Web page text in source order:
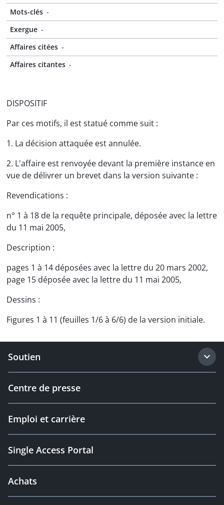
Mots-clés -
Exergue -
Affaires citées -
Affaires citantes -
DISPOSITIF
Par ces motifs, il est statué comme suit :
1. La décision attaquée est annulée.
2. L'affaire est renvoyée devant la première instance en
vue de délivrer un brevet dans la version suivante :
Revendications :
n° 1 à 18 de la requête principale, déposée avec la lettre
du 11 mai 2005,
Description :
pages 1 à 14 déposées avec la lettre du 20 mars 2002,
page 15 déposée avec la lettre du 11 mai 2005,
Dessins :
Figures 1 à 11 (feuilles 1/6 à 6/6) de la version initiale.
Soutien
Centre de presse
Emploi et carrière
Single Access Portal
Achats